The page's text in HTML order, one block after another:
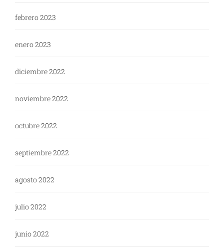
febrero 2023
enero 2023
diciembre 2022
noviembre 2022
octubre 2022
septiembre 2022
agosto 2022
julio 2022
junio 2022